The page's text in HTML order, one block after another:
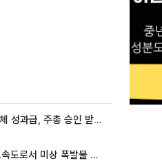
김정관 장관 “반도체 성과급, 주총 승인 받도록”…상법·자본시장법 개정 시사
도로서 미상 폭발물 발견